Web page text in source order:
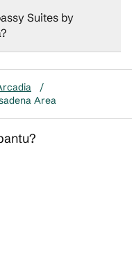
Suites by
/
Area